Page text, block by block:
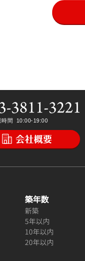
築年数
新築
5年以内
10年以内
20年以内